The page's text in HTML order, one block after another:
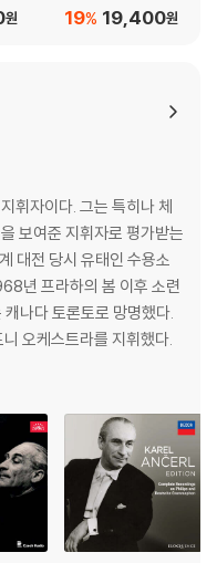
피예
S
원
명 남성 합창음악 (Jan
19,400원
19%
휘자이다. 그는 특히나 체
보여준 지휘자로 평가받는
대전 당시 유태인 수용소
년 프라하의 봄 이후 소련
나다 토론토로 망명했다.
오케스트라를 지휘했다.